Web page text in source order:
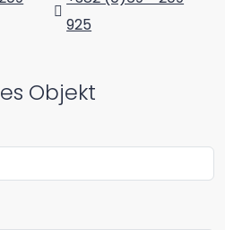
925
Objekt